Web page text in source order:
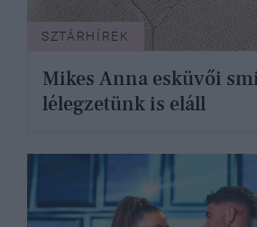
SZTÁRHÍREK
Mikes Anna esküvői
lélegzetünk is eláll